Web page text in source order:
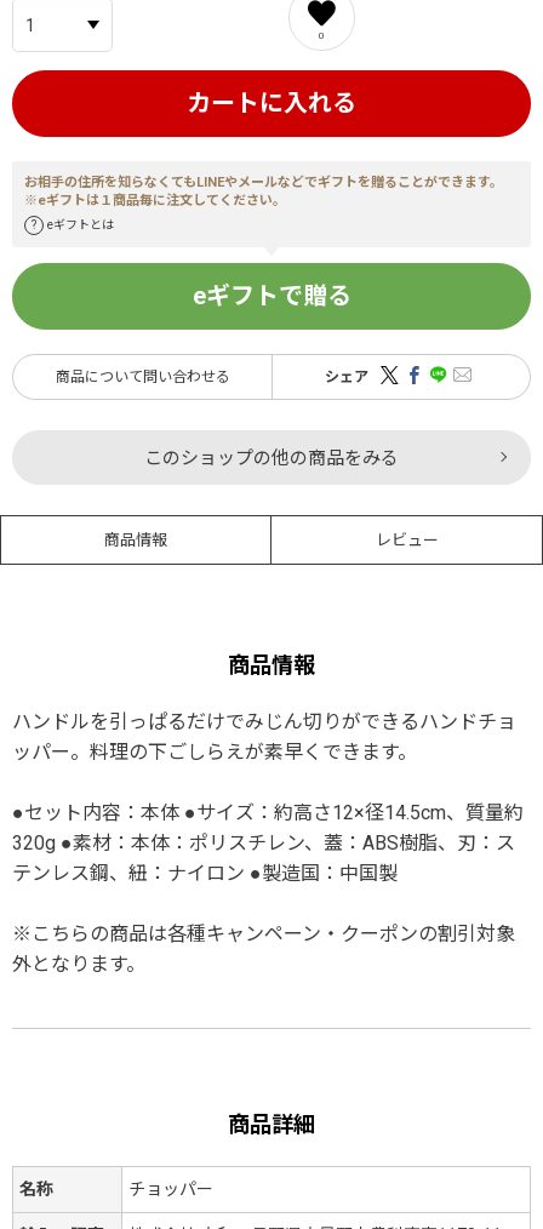
0
カートに入れる
お相手の住所を知らなくてもLINEやメールなどでギフトを贈ることができます。
※eギフトは１商品毎に注文してください。
eギフトとは
eギフトで贈る
商品について問い合わせる シェア
このショップの他の商品をみる
商品情報 レビュー
商品情報
ハンドルを引っぱるだけでみじん切りができるハンドチョ
ッパー。料理の下ごしらえが素早くできます。
●セット内容：本体 ●サイズ：約高さ12×径14.5cm、質量約
320g ●素材：本体：ポリスチレン、蓋：ABS樹脂、刃：ス
テンレス鋼、紐：ナイロン ●製造国：中国製
※こちらの商品は各種キャンペーン・クーポンの割引対象
外となります。
商品詳細
名称 チョッパー